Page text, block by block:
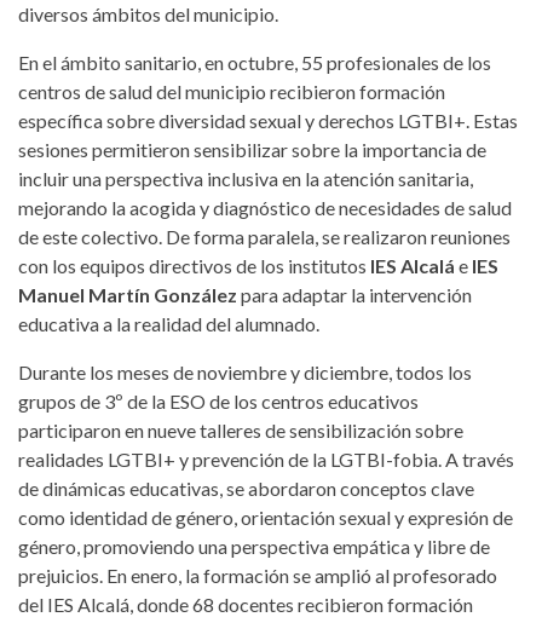
diversos ámbitos del municipio.
En el ámbito sanitario, en octubre, 55 profesionales de los
centros de salud del municipio recibieron formación
específica sobre diversidad sexual y derechos LGTBI+. Estas
sesiones permitieron sensibilizar sobre la importancia de
incluir una perspectiva inclusiva en la atención sanitaria,
mejorando la acogida y diagnóstico de necesidades de salud
de este colectivo. De forma paralela, se realizaron reuniones
con los equipos directivos de los institutos IES Alcalá e IES
Manuel Martín González para adaptar la intervención
educativa a la realidad del alumnado.
Durante los meses de noviembre y diciembre, todos los
grupos de 3º de la ESO de los centros educativos
participaron en nueve talleres de sensibilización sobre
realidades LGTBI+ y prevención de la LGTBI-fobia. A través
de dinámicas educativas, se abordaron conceptos clave
como identidad de género, orientación sexual y expresión de
género, promoviendo una perspectiva empática y libre de
prejuicios. En enero, la formación se amplió al profesorado
del IES Alcalá, donde 68 docentes recibieron formación